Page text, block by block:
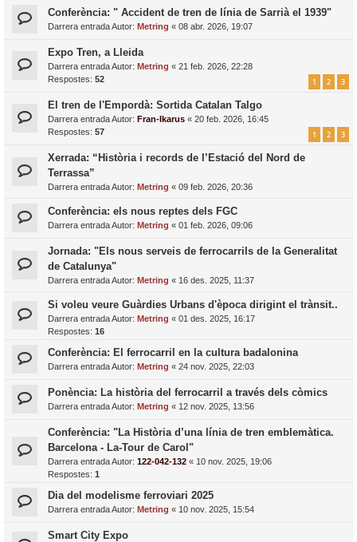
Conferència: " Accident de tren de línia de Sarrià el 1939"
Darrera entrada Autor: Metring « 08 abr. 2026, 19:07
Expo Tren, a Lleida
Darrera entrada Autor: Metring « 21 feb. 2026, 22:28
Respostes: 52 1 2 3
El tren de l'Empordà: Sortida Catalan Talgo
Darrera entrada Autor: Fran-Ikarus « 20 feb. 2026, 16:45
Respostes: 57 1 2 3
Xerrada: “Història i records de l’Estació del Nord de
Terrassa”
Darrera entrada Autor: Metring « 09 feb. 2026, 20:36
Conferència: els nous reptes dels FGC
Darrera entrada Autor: Metring « 01 feb. 2026, 09:06
Jornada: "Els nous serveis de ferrocarrils de la Generalitat
de Catalunya"
Darrera entrada Autor: Metring « 16 des. 2025, 11:37
Si voleu veure Guàrdies Urbans d'època dirigint el trànsit..
Darrera entrada Autor: Metring « 01 des. 2025, 16:17
Respostes: 16
Conferència: El ferrocarril en la cultura badalonina
Darrera entrada Autor: Metring « 24 nov. 2025, 22:03
Ponència: La història del ferrocarril a través dels còmics
Darrera entrada Autor: Metring « 12 nov. 2025, 13:56
Conferència: "La Història d’una línia de tren emblemàtica.
Barcelona - La-Tour de Carol"
Darrera entrada Autor: 122-042-132 « 10 nov. 2025, 19:06
Respostes: 1
Dia del modelisme ferroviari 2025
Darrera entrada Autor: Metring « 10 nov. 2025, 15:54
Smart City Expo